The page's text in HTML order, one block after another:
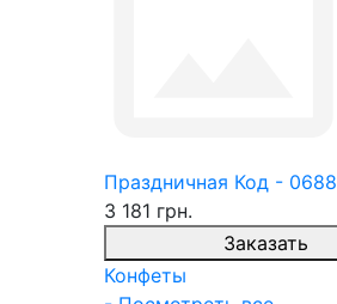
Праздничная Код - 0688
3 181 грн.
Заказать
Конфеты